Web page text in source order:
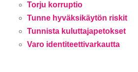
Torju korruptio
Tunne hyväksikäytön riskit
Tunnista kuluttajapetokset
Varo identiteettivarkautta